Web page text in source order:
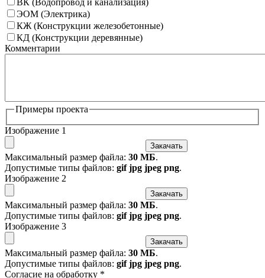
ВК (Водопровод и канализация)
ЭОМ (Электрика)
КЖ (Конструкции железобетонные)
КД (Конструкции деревянные)
Комментарии
Примеры проекта
Изображение 1
Закачать
Максимальный размер файла: 30 МБ.
Допустимые типы файлов: gif jpg jpeg png.
Изображение 2
Закачать
Максимальный размер файла: 30 МБ.
Допустимые типы файлов: gif jpg jpeg png.
Изображение 3
Закачать
Максимальный размер файла: 30 МБ.
Допустимые типы файлов: gif jpg jpeg png.
Согласие на обработку *